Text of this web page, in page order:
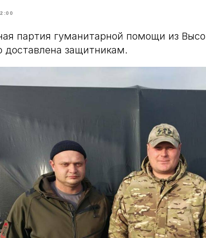
партия гуманитарной помощи из
доставлена защитникам.